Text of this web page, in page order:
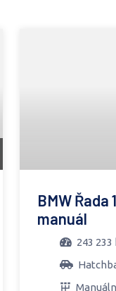
BMW Řada
manuál
243 233